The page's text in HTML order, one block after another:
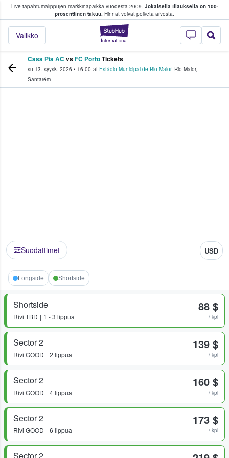
Live-tapahtumalippujen markkinapaikka vuodesta 2009. Jokaisella tilauksella on 100-
prosenttinen takuu. Hinnat voivat poiketa arvosta.
StubHub -
Valikko
fanit ostavat ja myyvät lippuja
Casa Pia AC vsFC PortoTickets
su 13. syysk. 2026 • 16.00 at Estádio Municipal de Rio Maior, Rio Maior,
Santarém
Suodattimet USD
Longside Shortside
Shortside
Rivi TBD 1 - 3 lippua
88 $
/ kpl
Sector 2
Rivi GOOD 2 lippua
139 $
/ kpl
Sector 2
Rivi GOOD 4 lippua
160 $
/ kpl
Sector 2
Rivi GOOD 6 lippua
173 $
/ kpl